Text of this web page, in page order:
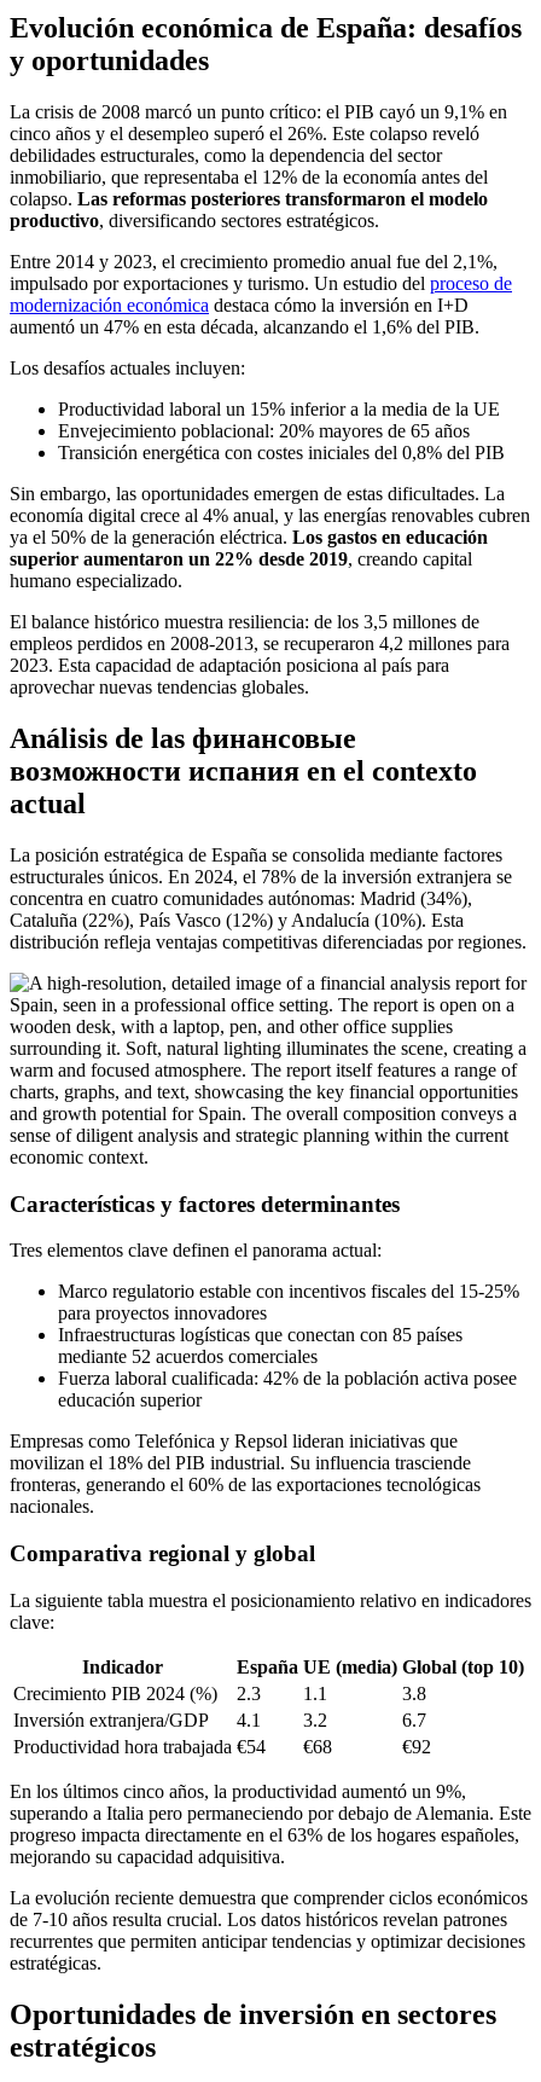
Evolución económica de España: desafíos
y oportunidades
La crisis de 2008 marcó un punto crítico: el PIB cayó un 9,1% en
cinco años y el desempleo superó el 26%. Este colapso reveló
debilidades estructurales, como la dependencia del sector
inmobiliario, que representaba el 12% de la economía antes del
colapso. Las reformas posteriores transformaron el modelo
productivo, diversificando sectores estratégicos.
Entre 2014 y 2023, el crecimiento promedio anual fue del 2,1%,
impulsado por exportaciones y turismo. Un estudio del proceso de
modernización económica destaca cómo la inversión en I+D
aumentó un 47% en esta década, alcanzando el 1,6% del PIB.
Los desafíos actuales incluyen:
Productividad laboral un 15% inferior a la media de la UE
Envejecimiento poblacional: 20% mayores de 65 años
Transición energética con costes iniciales del 0,8% del PIB
Sin embargo, las oportunidades emergen de estas dificultades. La
economía digital crece al 4% anual, y las energías renovables cubren
ya el 50% de la generación eléctrica. Los gastos en educación
superior aumentaron un 22% desde 2019, creando capital
humano especializado.
El balance histórico muestra resiliencia: de los 3,5 millones de
empleos perdidos en 2008-2013, se recuperaron 4,2 millones para
2023. Esta capacidad de adaptación posiciona al país para
aprovechar nuevas tendencias globales.
Análisis de las финансовые
возможности испания en el contexto
actual
La posición estratégica de España se consolida mediante factores
estructurales únicos. En 2024, el 78% de la inversión extranjera se
concentra en cuatro comunidades autónomas: Madrid (34%),
Cataluña (22%), País Vasco (12%) y Andalucía (10%). Esta
distribución refleja ventajas competitivas diferenciadas por regiones.
Características y factores determinantes
Tres elementos clave definen el panorama actual:
Marco regulatorio estable con incentivos fiscales del 15-25%
para proyectos innovadores
Infraestructuras logísticas que conectan con 85 países
mediante 52 acuerdos comerciales
Fuerza laboral cualificada: 42% de la población activa posee
educación superior
Empresas como Telefónica y Repsol lideran iniciativas que
movilizan el 18% del PIB industrial. Su influencia trasciende
fronteras, generando el 60% de las exportaciones tecnológicas
nacionales.
Comparativa regional y global
La siguiente tabla muestra el posicionamiento relativo en indicadores
clave:
Indicador España UE (media) Global (top 10)
Crecimiento PIB 2024 (%)
2.3 1.1
3.8
Inversión extranjera/GDP
4.1 3.2
6.7
Productividad hora trabajada €54 €68 €92
En los últimos cinco años, la productividad aumentó un 9%,
superando a Italia pero permaneciendo por debajo de Alemania. Este
progreso impacta directamente en el 63% de los hogares españoles,
mejorando su capacidad adquisitiva.
La evolución reciente demuestra que comprender ciclos económicos
de 7-10 años resulta crucial. Los datos históricos revelan patrones
recurrentes que permiten anticipar tendencias y optimizar decisiones
estratégicas.
Oportunidades de inversión en sectores
estratégicos